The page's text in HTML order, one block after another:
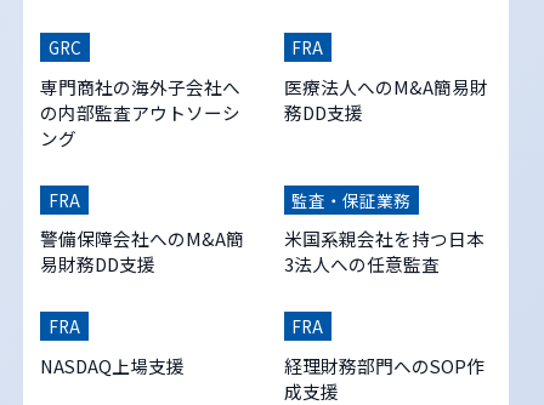
GRC
専門商社の海外子会社へ
の内部監査アウトソーシ
ング
FRA
医療法人へのM&A簡易財
務DD支援
FRA
警備保障会社へのM&A簡
易財務DD支援
監査・保証業務
米国系親会社を持つ日本
3法人への任意監査
FRA
NASDAQ上場支援
FRA
経理財務部門へのSOP作
成支援